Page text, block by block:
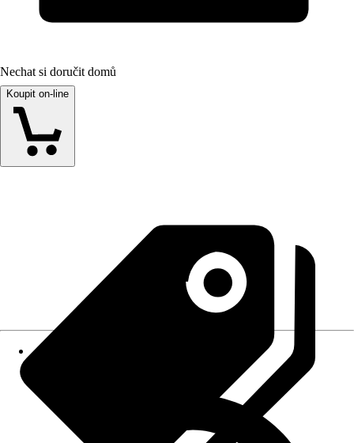
Nechat si doručit domů
Koupit on-line